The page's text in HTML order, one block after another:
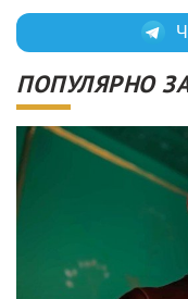
ПОПУЛЯРНО